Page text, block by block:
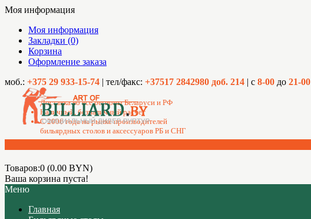
Моя информация
Моя информация
Закладки (0)
Корзина
Оформление заказа
моб.: +375 29 933-15-74 | тел/факс: +37517 2842980 доб. 214 | с 8-00 до 21-00
Доставка во все регионы Беларуси и РФ
Наличный, безналичный расчет
C 2006 года на рынке производителей
бильярдных столов и аксессуаров РБ и СНГ
Товаров:0 (0.00 BYN)
Ваша корзина пуста!
Меню
Главная